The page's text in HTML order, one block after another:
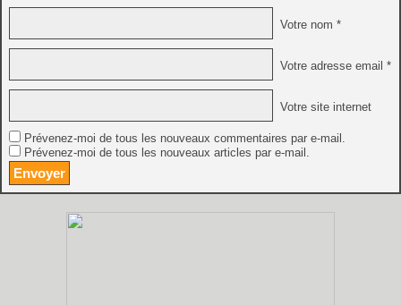
Votre nom *
Votre adresse email *
Votre site internet
Prévenez-moi de tous les nouveaux commentaires par e-mail.
Prévenez-moi de tous les nouveaux articles par e-mail.